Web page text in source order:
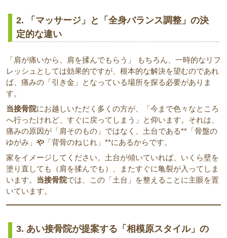
2. 「マッサージ」と「全身バランス調整」の決
定的な違い
「肩が痛いから、肩を揉んでもらう」 もちろん、一時的なリフ
レッシュとしては効果的ですが、根本的な解決を望むのであれ
ば、痛みの「引き金」となっている場所を探る必要がありま
す。
当接骨院にお越しいただく多くの方が、「今まで色々なところ
へ行ったけれど、すぐに戻ってしまう」と仰います。それは、
痛みの原因が「肩そのもの」ではなく、土台である**「骨盤の
ゆがみ」 や 「背骨のねじれ」**にあるからです。
家をイメージしてください。土台が傾いていれば、いくら壁を
塗り直しても（肩を揉んでも）、またすぐに亀裂が入ってしま
います。 当接骨院では、この「土台」を整えることに主眼を置
いています。
3. あい接骨院が提案する「相模原スタイル」の